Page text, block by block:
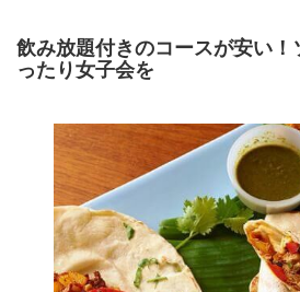
飲み放題付きのコースが安い
ったり女子会を